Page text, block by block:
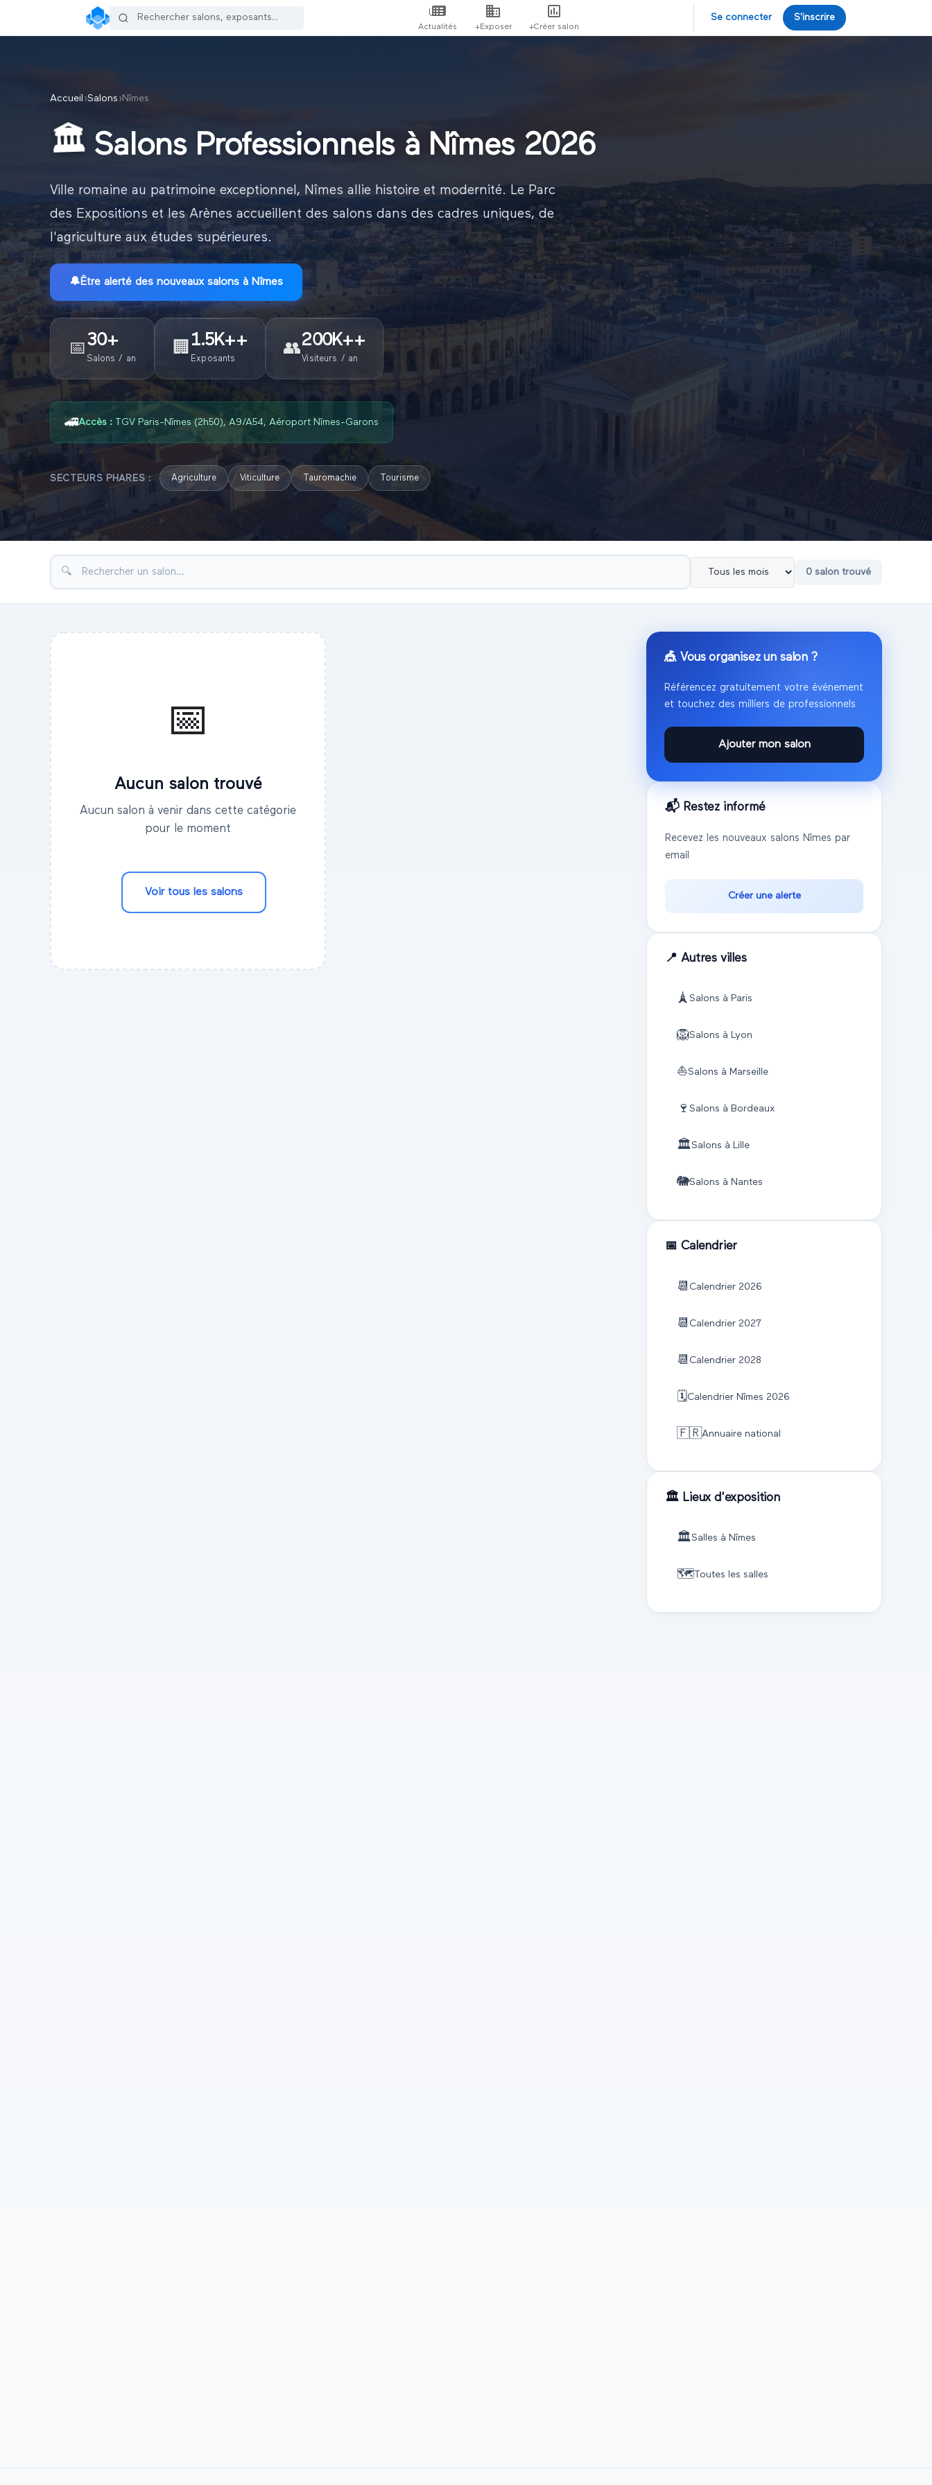
Actualités +Exposer +Créer salon
Se connecter S'inscrire
Accueil ›Salons ›Nîmes
🏛️ Salons Professionnels à Nîmes 2026
Ville romaine au patrimoine exceptionnel, Nîmes allie histoire et modernité. Le Parc
des Expositions et les Arènes accueillent des salons dans des cadres uniques, de
l'agriculture aux études supérieures.
🔔Être alerté des nouveaux salons à Nîmes
📅30+
Salons / an
🏢 1.5K++
Exposants
👥200K++
Visiteurs / an
🚄Accès : TGV Paris-Nîmes (2h50), A9/A54, Aéroport Nîmes-Garons
SECTEURS PHARES : Agriculture Viticulture Tauromachie Tourisme
🔍 0 salon trouvé
📅
Aucun salon trouvé
Aucun salon à venir dans cette catégorie
pour le moment
Voir tous les salons
🎪 Vous organisez un salon ?
Référencez gratuitement votre événement
et touchez des milliers de professionnels
Ajouter mon salon
📬 Restez informé
Recevez les nouveaux salons Nîmes par
email
Créer une alerte
📍 Autres villes
🗼 Salons à Paris
🦁Salons à Lyon
⛵Salons à Marseille
🍷 Salons à Bordeaux
🏛️Salons à Lille
🐘Salons à Nantes
📅 Calendrier
📆 Calendrier 2026
📆 Calendrier 2027
📆 Calendrier 2028
🗓️Calendrier Nîmes 2026
🇫🇷Annuaire national
🏛️ Lieux d'exposition
🏛️Salles à Nîmes
🗺️ Toutes les salles